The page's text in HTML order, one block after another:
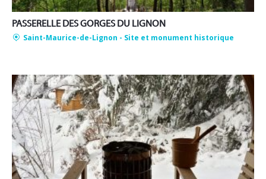
PASSERELLE DES GORGES DU LIGNON
Saint-Maurice-de-Lignon - Site et monument historique